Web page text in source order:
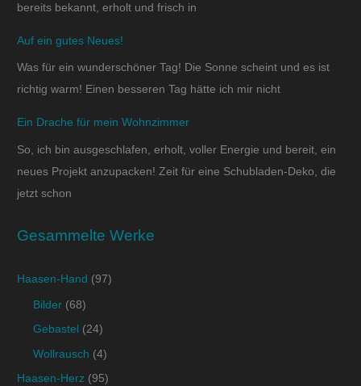
bereits bekannt, erholt und frisch in
Auf ein gutes Neues!
Was für ein wunderschöner Tag! Die Sonne scheint und es ist
richtig warm! Einen besseren Tag hätte ich mir nicht
Ein Drache für mein Wohnzimmer
So, ich bin ausgeschlafen, erholt, voller Energie und bereit, ein
neues Projekt anzupacken! Zeit für eine Schubladen-Deko, die
jetzt schon
Gesammelte Werke
Haasen-Hand (97)
Bilder (68)
Gebastel (24)
Wollrausch (4)
Haasen-Herz (95)